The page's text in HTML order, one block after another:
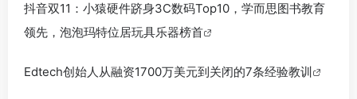
抖音双11：小猿硬件跻身3C数码Top10，学而思图书教育
领先，泡泡玛特位居玩具乐器榜首
Edtech创始人从融资1700万美元到关闭的7条经验教训